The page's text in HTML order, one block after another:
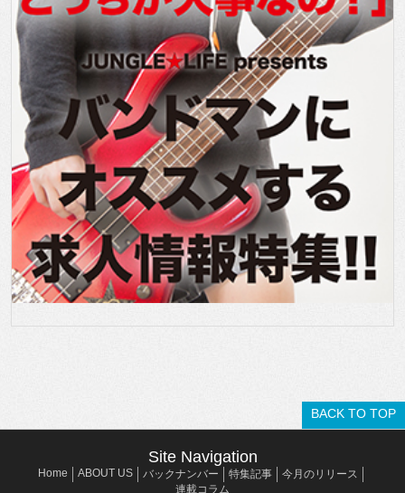
BACK TO TOP
Site Navigation
Home ABOUT US バックナンバー 特集記事
今月のリリース
連載コラム